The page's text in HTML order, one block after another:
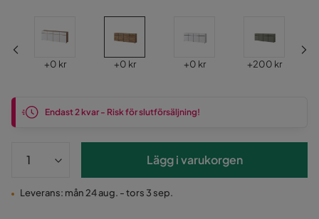
Pris
+0 kr Pris
+0 kr Pris
+0 kr Pris
+200 kr
Endast 2 kvar - Risk för slutförsäljning!
Lägg i varukorgen
Leverans: mån 24 aug. - tors 3 sep.